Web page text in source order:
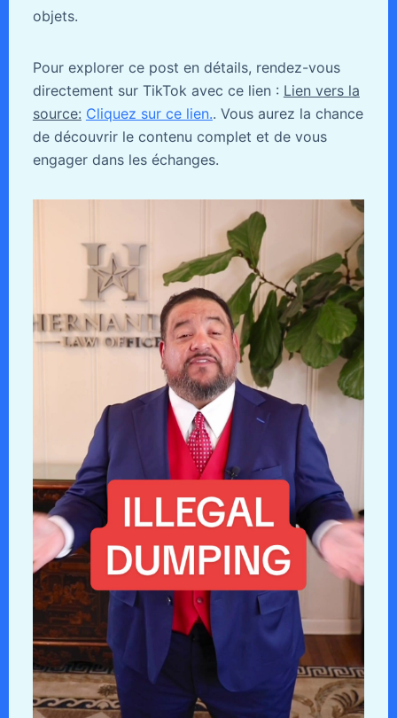
objets.
Pour explorer ce post en détails, rendez-vous
directement sur TikTok avec ce lien : Lien vers la
source: Cliquez sur ce lien.. Vous aurez la chance
de découvrir le contenu complet et de vous
engager dans les échanges.